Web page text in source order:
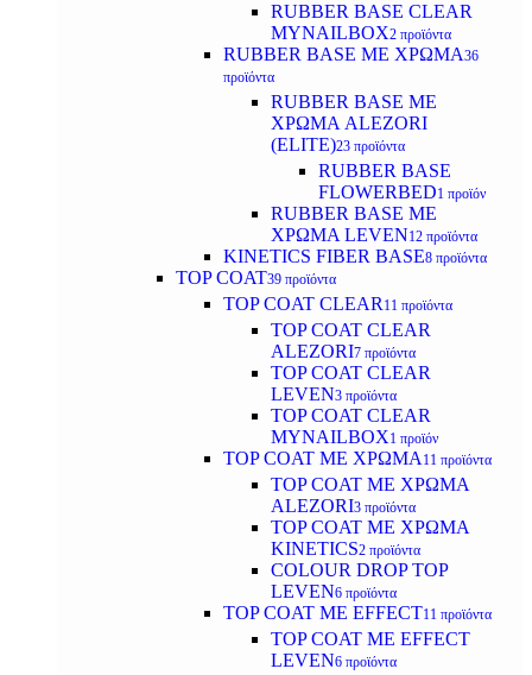
RUBBER BASE CLEAR
MYNAILBOX2 προϊόντα
RUBBER BASE ΜΕ ΧΡΩΜΑ36
προϊόντα
RUBBER BASE ΜΕ
ΧΡΩΜΑ ALEZORI
(ELITE)23 προϊόντα
RUBBER BASE
FLOWERBED1 προϊόν
RUBBER BASE ΜΕ
ΧΡΩΜΑ LEVEN12 προϊόντα
KINETICS FIBER BASE8 προϊόντα
TOP COAT39 προϊόντα
TOP COAT CLEAR 11 προϊόντα
TOP COAT CLEAR
ALEZORI7 προϊόντα
TOP COAT CLEAR
LEVEN3 προϊόντα
TOP COAT CLEAR
MYNAILBOX1 προϊόν
TOP COAT ΜΕ ΧΡΩΜΑ 11 προϊόντα
TOP COAT ΜΕ ΧΡΩΜΑ
ALEZORI3 προϊόντα
TOP COAT ΜΕ ΧΡΩΜΑ
KINETICS2 προϊόντα
COLOUR DROP TOP
LEVEN6 προϊόντα
TOP COAT ΜΕ EFFECT11 προϊόντα
TOP COAT ME EFFECT
LEVEN6 προϊόντα